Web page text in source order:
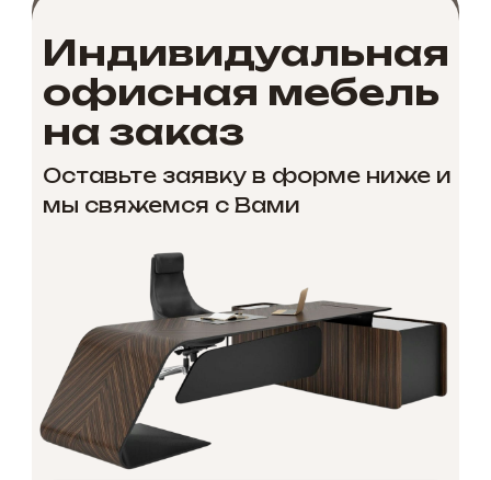
Оставьте заявку в форме ниже и
мы свяжемся с Вами
Индивидуальная
офисная мебель
на заказ